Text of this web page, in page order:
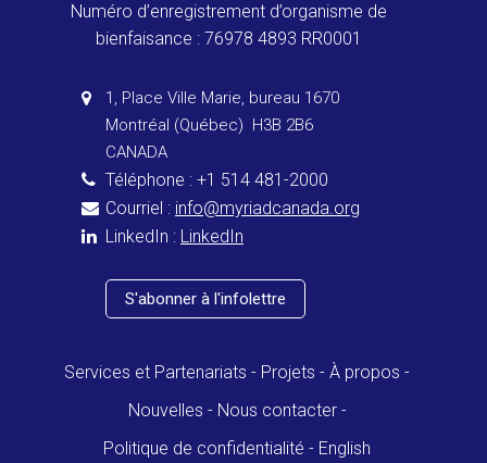
Numéro d’enregistrement d’organisme de
bienfaisance : 76978 4893 RR0001
1, Place Ville Marie, bureau 1670
Montréal (Québec) H3B 2B6
CANADA
Téléphone : +1 514 481-2000
Courriel : info@myriadcanada.org
LinkedIn : LinkedIn
S'abonner à l'infolettre
Services et Partenariats Projets
À propos
Nouvelles
Nous contacter
Politique de confidentialité
English